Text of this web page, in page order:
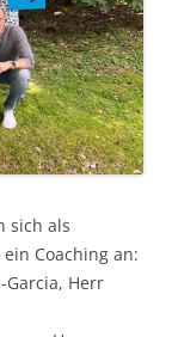
sich als
Coaching an:
Garcia, Herr